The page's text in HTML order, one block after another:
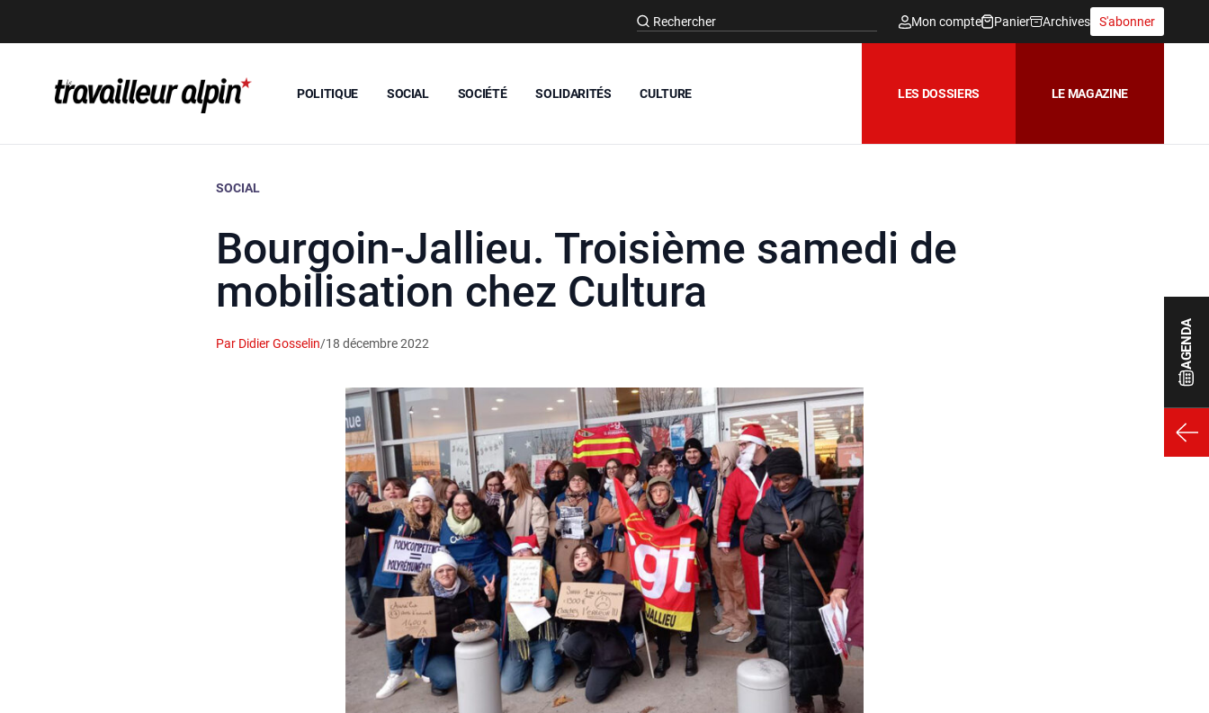
AGENDA
Mon compte Panier Archives S'abonner
POLITIQUE SOCIAL SOCIÉTÉ SOLIDARITÉS CULTURE LES DOSSIERS LE MAGAZINE
SOCIAL
Bourgoin-Jallieu. Troisième samedi de
mobilisation chez Cultura
Par Didier Gosselin/18 décembre 2022